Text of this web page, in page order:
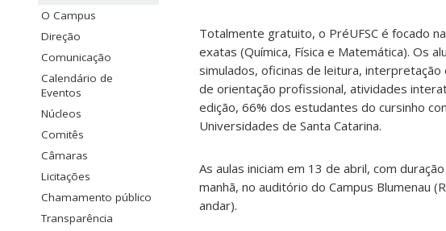
O Campus
Direção
Comunicação
Calendário de
Eventos
Núcleos
Comitês
Câmaras
Licitações
Chamamento público
Transparência
Totalmente gratuito, o PréUFSC é focado
exatas (Química, Física e Matemática). Os
simulados, oficinas de leitura,
de orientação profissional, atividades
edição, 66% dos estudantes do cursinho
Universidades de Santa Catarina.
As aulas iniciam em 13 de abril, com
manhã, no auditório do Campus Blumenau
andar).